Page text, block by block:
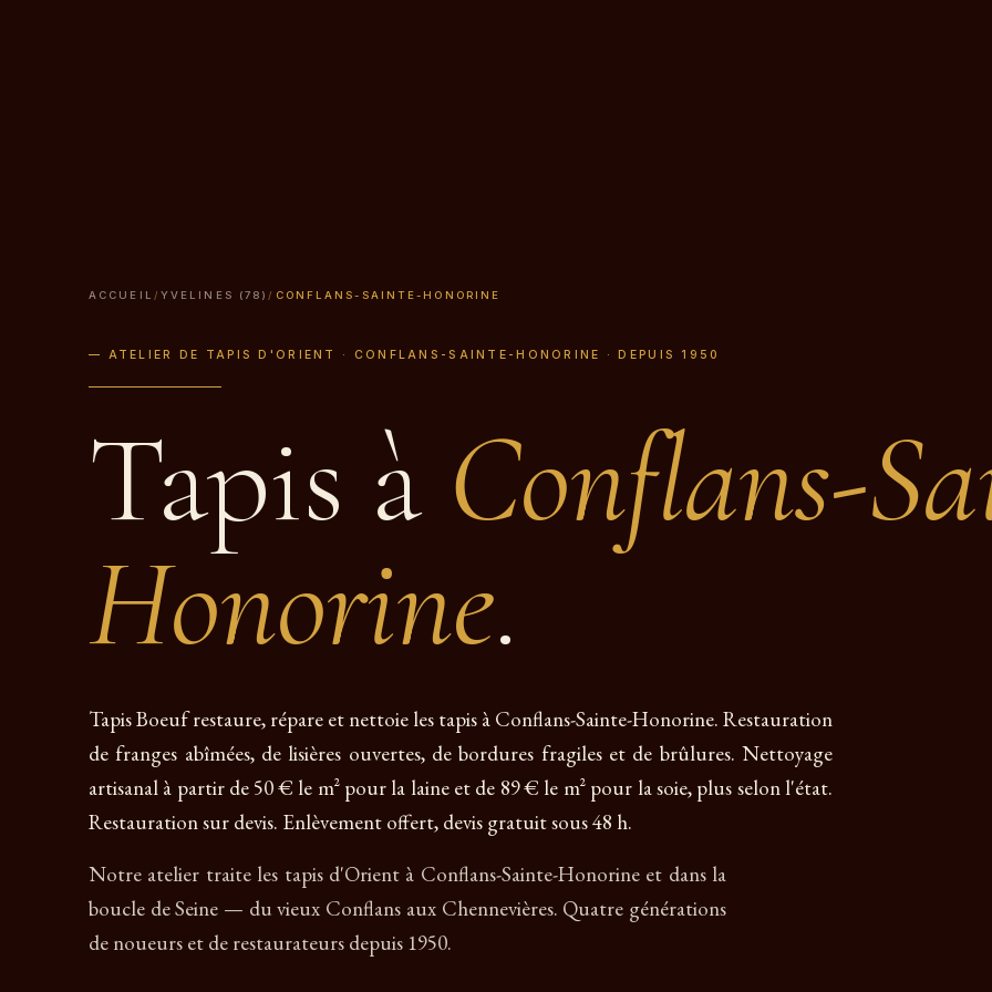
ACCUEIL / YVELINES (78) / CONFLANS-SAINTE-HONORINE
— ATELIER DE TAPIS D'ORIENT · CONFLANS-SAINTE-HONORINE · DEPUIS 1950
Tapis à Conflans-
Honorine.
Tapis Boeuf restaure, répare et nettoie les tapis à Conflans-Sainte-Honorine. Restauration
de franges abîmées, de lisières ouvertes, de bordures fragiles et de brûlures. Nettoyage
artisanal à partir de 50 € le m² pour la laine et de 89 € le m² pour la soie, plus selon l'état.
Restauration sur devis. Enlèvement offert, devis gratuit sous 48 h.
Notre atelier traite les tapis d'Orient à Conflans-Sainte-Honorine et dans la
boucle de Seine — du vieux Conflans aux Chennevières. Quatre générations
de noueurs et de restaurateurs depuis 1950.